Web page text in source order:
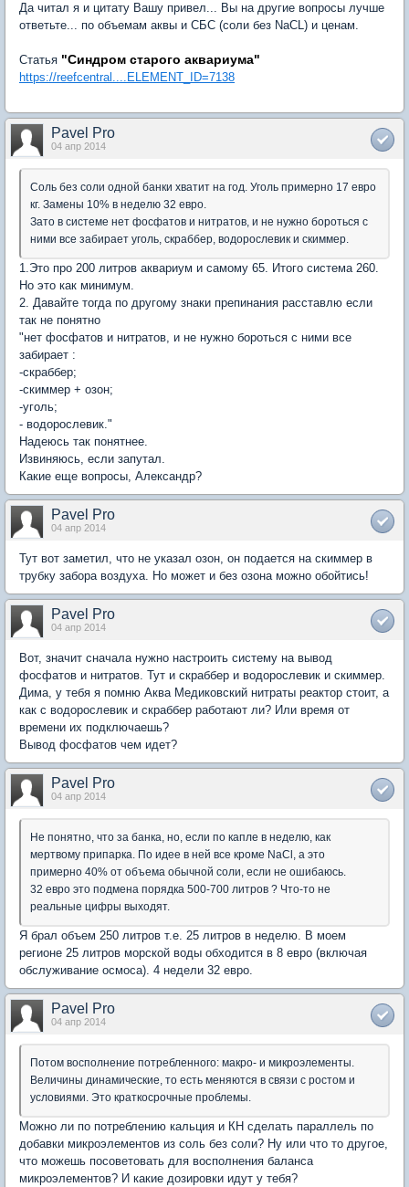
Да читал я и цитату Вашу привел... Вы на другие вопросы лучше
ответьте... по объемам аквы и СБС (соли без NaCL) и ценам.
Cтатья "Синдром старого аквариума"
https://reefcentral....ELEMENT_ID=7138
Pavel Pro
04 апр 2014
Соль без соли одной банки хватит на год. Уголь примерно 17 евро
кг. Замены 10% в неделю 32 евро.
Зато в системе нет фосфатов и нитратов, и не нужно бороться с
ними все забирает уголь, скраббер, водорослевик и скиммер.
1.Это про 200 литров аквариум и самому 65. Итого система 260.
Но это как минимум.
2. Давайте тогда по другому знаки препинания расставлю если
так не понятно
"нет фосфатов и нитратов, и не нужно бороться с ними все
забирает :
-скраббер;
-скиммер + озон;
-уголь;
- водорослевик."
Надеюсь так понятнее.
Извиняюсь, если запутал.
Какие еще вопросы, Александр?
Pavel Pro
04 апр 2014
Тут вот заметил, что не указал озон, он подается на скиммер в
трубку забора воздуха. Но может и без озона можно обойтись!
Pavel Pro
04 апр 2014
Вот, значит сначала нужно настроить систему на вывод
фосфатов и нитратов. Тут и скраббер и водорослевик и скиммер.
Дима, у тебя я помню Аква Медиковский нитраты реактор стоит, а
как с водорослевик и скраббер работают ли? Или время от
времени их подключаешь?
Вывод фосфатов чем идет?
Pavel Pro
04 апр 2014
Не понятно, что за банка, но, если по капле в неделю, как
мертвому припарка. По идее в ней все кроме NaCl, а это
примерно 40% от объема обычной соли, если не ошибаюсь.
32 евро это подмена порядка 500-700 литров ? Что-то не
реальные цифры выходят.
Я брал объем 250 литров т.е. 25 литров в неделю. В моем
регионе 25 литров морской воды обходится в 8 евро (включая
обслуживание осмоса). 4 недели 32 евро.
Pavel Pro
04 апр 2014
Потом восполнение потребленного: макро- и микроэлементы.
Величины динамические, то есть меняются в связи с ростом и
условиями. Это краткосрочные проблемы.
Можно ли по потреблению кальция и КН сделать параллель по
добавки микроэлементов из соль без соли? Ну или что то другое,
что можешь посоветовать для восполнения баланса
микроэлементов? И какие дозировки идут у тебя?